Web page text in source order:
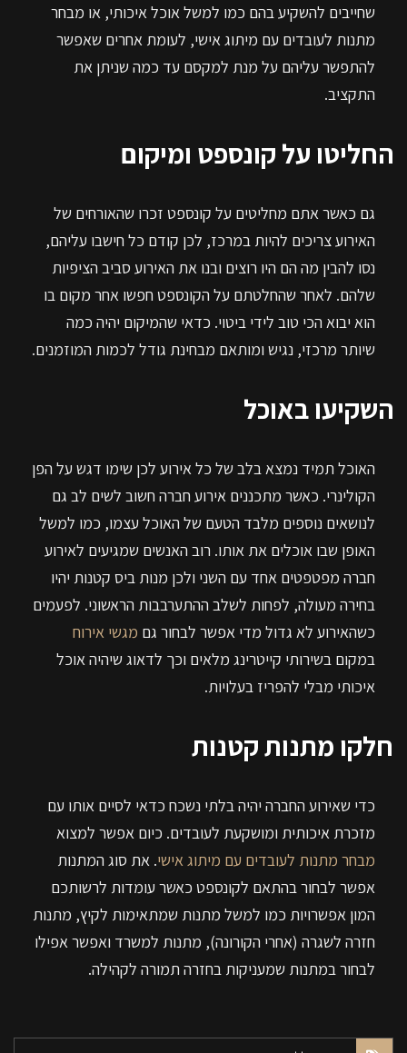
שחייבים להשקיע בהם כמו למשל אוכל איכותי, או מבחר
מתנות לעובדים עם מיתוג אישי, לעומת אחרים שאפשר
להתפשר עליהם על מנת למקסם עד כמה שניתן את
התקציב.
החליטו על קונספט ומיקום
גם כאשר אתם מחליטים על קונספט זכרו שהאורחים של
האירוע צריכים להיות במרכז, לכן קודם כל חישבו עליהם,
נסו להבין מה הם היו רוצים ובנו את האירוע סביב הציפיות
שלהם. לאחר שהחלטתם על הקונספט חפשו אחר מקום בו
הוא יבוא הכי טוב לידי ביטוי. כדאי שהמיקום יהיה כמה
שיותר מרכזי, נגיש ומותאם מבחינת גודל לכמות המוזמנים.
השקיעו באוכל
האוכל תמיד נמצא בלב של כל אירוע לכן שימו דגש על הפן
הקולינרי. כאשר מתכננים אירוע חברה חשוב לשים לב גם
לנושאים נוספים מלבד הטעם של האוכל עצמו, כמו למשל
האופן שבו אוכלים את אותו. רוב האנשים שמגיעים לאירוע
חברה מפטפטים אחד עם השני ולכן מנות ביס קטנות יהיו
בחירה מעולה, לפחות לשלב ההתערבבות הראשוני. לפעמים
כשהאירוע לא גדול מדי אפשר לבחור גם מגשי אירוח
במקום בשירותי קייטרינג מלאים וכך לדאוג שיהיה אוכל
איכותי מבלי להפריז בעלויות.
חלקו מתנות קטנות
כדי שאירוע החברה יהיה בלתי נשכח כדאי לסיים אותו עם
מזכרת איכותית ומושקעת לעובדים. כיום אפשר למצוא
מבחר מתנות לעובדים עם מיתוג אישי. את סוג המתנות
אפשר לבחור בהתאם לקונספט כאשר עומדות לרשותכם
המון אפשרויות כמו למשל מתנות שמתאימות לקיץ, מתנות
חזרה לשגרה (אחרי הקורונה), מתנות למשרד ואפשר אפילו
לבחור במתנות שמעניקות בחזרה תמורה לקהילה.